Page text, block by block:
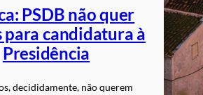
PSDB não quer
para candidatura à
Presidência
decididamente, não querem